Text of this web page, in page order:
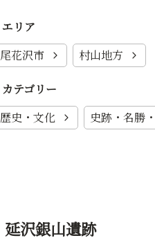
エリア
尾花沢市
村山地方
カテゴリー
歴史・文化
史跡・名勝
延沢銀山遺跡